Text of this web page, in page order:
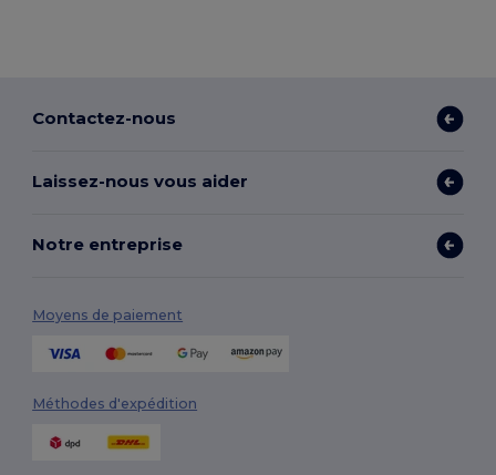
Contactez-nous
Laissez-nous vous aider
Notre entreprise
Moyens de paiement
Méthodes d'expédition